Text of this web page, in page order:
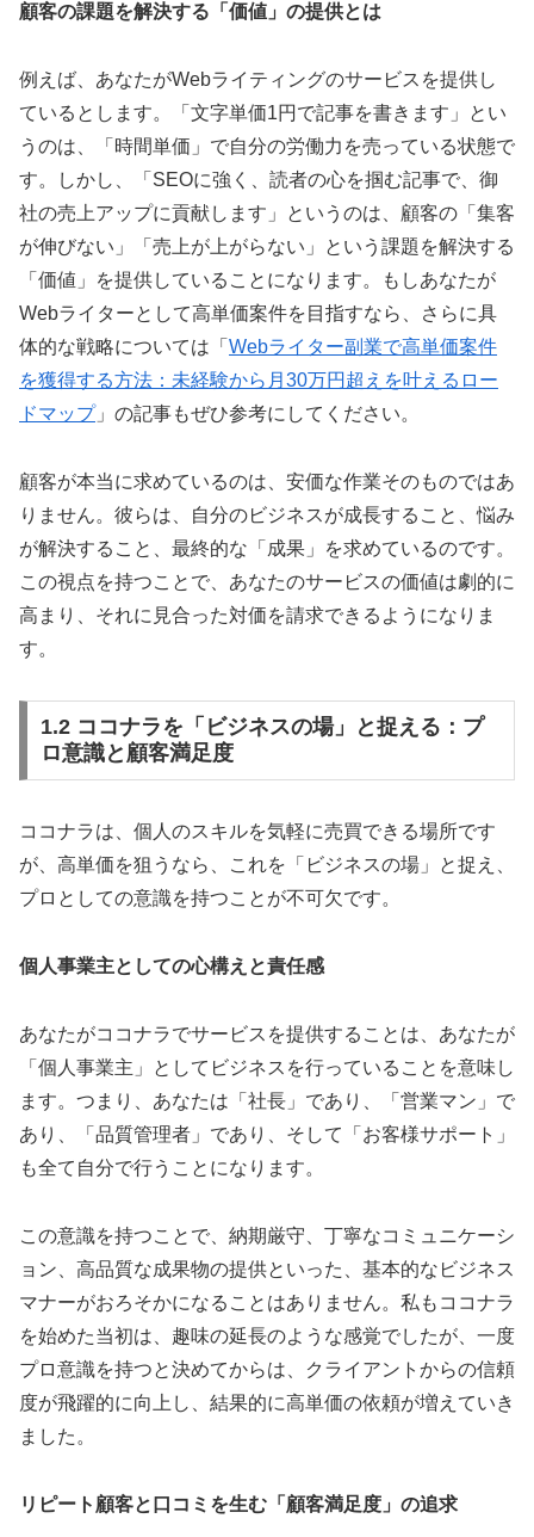
顧客の課題を解決する「価値」の提供とは
例えば、あなたがWebライティングのサービスを提供し
ているとします。「文字単価1円で記事を書きます」とい
うのは、「時間単価」で自分の労働力を売っている状態で
す。しかし、「SEOに強く、読者の心を掴む記事で、御
社の売上アップに貢献します」というのは、顧客の「集客
が伸びない」「売上が上がらない」という課題を解決する
「価値」を提供していることになります。もしあなたが
Webライターとして高単価案件を目指すなら、さらに具
体的な戦略については「 Webライター副業で高単価案件
を獲得する方法：未経験から月30万円超えを叶えるロー
ドマップ」の記事もぜひ参考にしてください。
顧客が本当に求めているのは、安価な作業そのものではあ
りません。彼らは、自分のビジネスが成長すること、悩み
が解決すること、最終的な「成果」を求めているのです。
この視点を持つことで、あなたのサービスの価値は劇的に
高まり、それに見合った対価を請求できるようになりま
す。
1.2 ココナラを「ビジネスの場」と捉える：プ
ロ意識と顧客満足度
ココナラは、個人のスキルを気軽に売買できる場所です
が、高単価を狙うなら、これを「ビジネスの場」と捉え、
プロとしての意識を持つことが不可欠です。
個人事業主としての心構えと責任感
あなたがココナラでサービスを提供することは、あなたが
「個人事業主」としてビジネスを行っていることを意味し
ます。つまり、あなたは「社長」であり、「営業マン」で
あり、「品質管理者」であり、そして「お客様サポート」
も全て自分で行うことになります。
この意識を持つことで、納期厳守、丁寧なコミュニケーシ
ョン、高品質な成果物の提供といった、基本的なビジネス
マナーがおろそかになることはありません。私もココナラ
を始めた当初は、趣味の延長のような感覚でしたが、一度
プロ意識を持つと決めてからは、クライアントからの信頼
度が飛躍的に向上し、結果的に高単価の依頼が増えていき
ました。
リピート顧客と口コミを生む「顧客満足度」の追求